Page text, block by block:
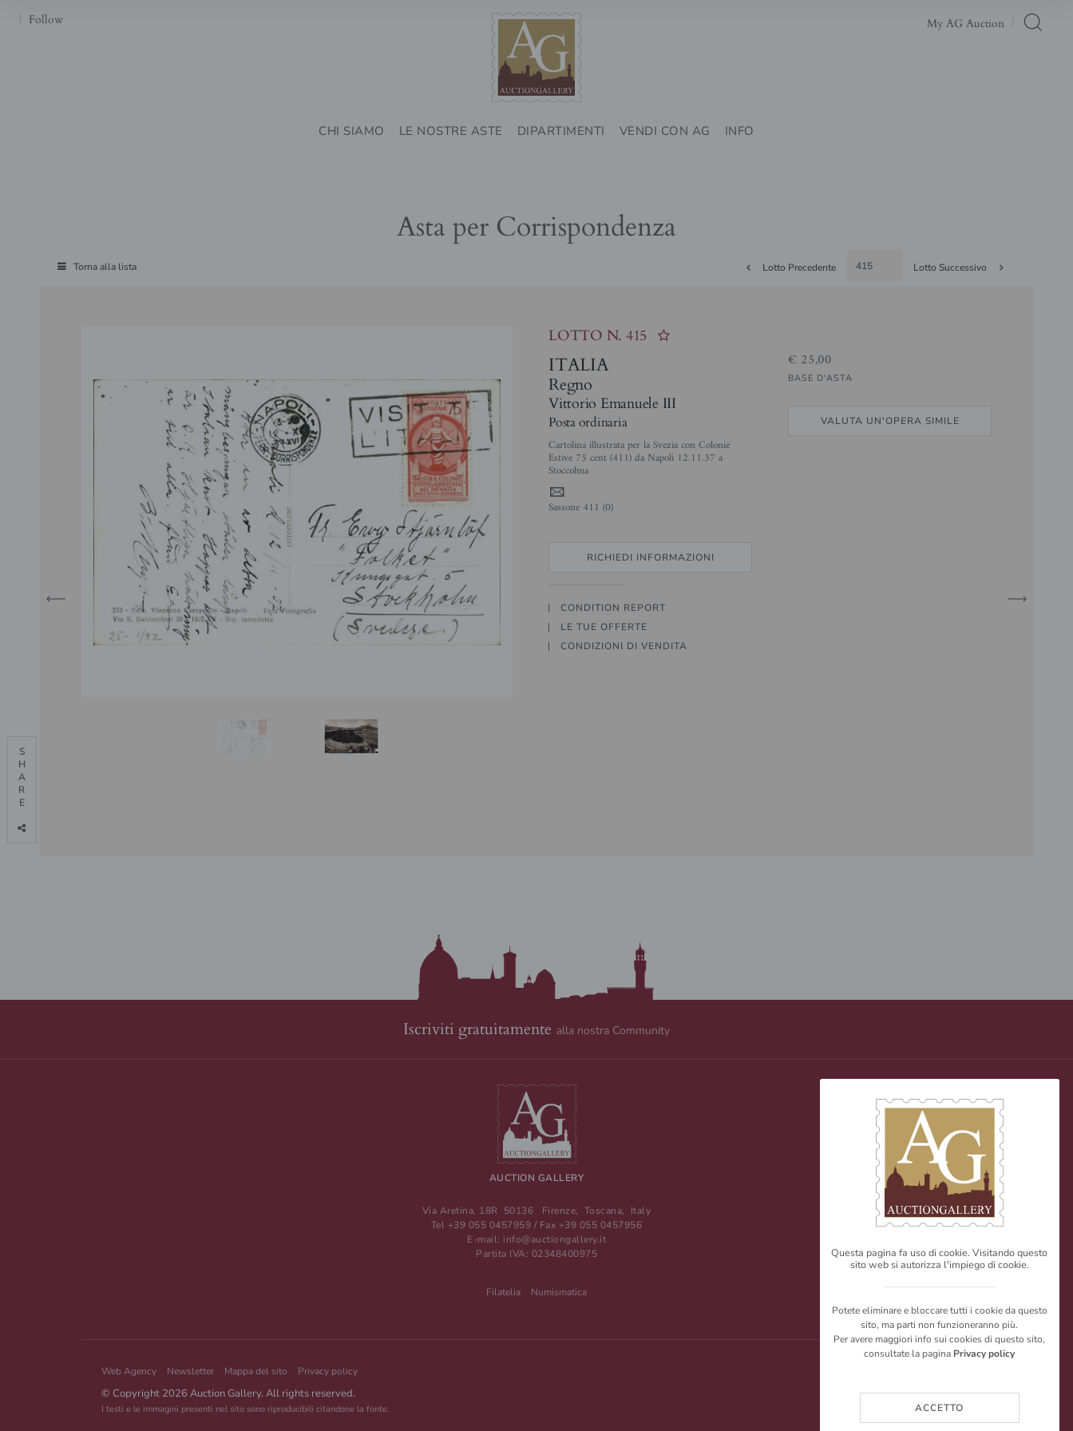
Follow My AG Auction
CHI SIAMO LE NOSTRE ASTE DIPARTIMENTI VENDI CON AG INFO
Asta per Corrispondenza
Torna alla lista Lotto Precedente Lotto Successivo
LOTTO N. 415
ITALIA
Regno
Vittorio Emanuele III
Posta ordinaria
Cartolina illustrata per la Svezia con Colonie
Estive 75 cent (411) da Napoli 12.11.37 a
Stoccolma
4
Sassone 411 (0)
RICHIEDI INFORMAZIONI
CONDITION REPORT
LE TUE OFFERTE
CONDIZIONI DI VENDITA
€ 25,00
BASE D'ASTA
VALUTA UN'OPERA SIMILE
Iscriviti gratuitamente alla nostra Community
AUCTION GALLERY
Via Aretina, 18R 50136 Firenze, Toscana, Italy
Tel +39 055 0457959 / Fax +39 055 0457956
E-mail: info@auctiongallery.it
Partita IVA: 02348400975
Filatelia Numismatica
Web Agency Newsletter Mappa del sito Privacy policy
© Copyright 2026 Auction Gallery. All rights reserved.
I testi e le immagini presenti nel sito sono riproducibili citandone la fonte.
S
H
A
R
E
Questa pagina fa uso di cookie. Visitando questo
sito web si autorizza l'impiego di cookie.
Potete eliminare e bloccare tutti i cookie da questo
sito, ma parti non funzioneranno più.
Per avere maggiori info sui cookies di questo sito,
consultate la pagina Privacy policy
ACCETTO